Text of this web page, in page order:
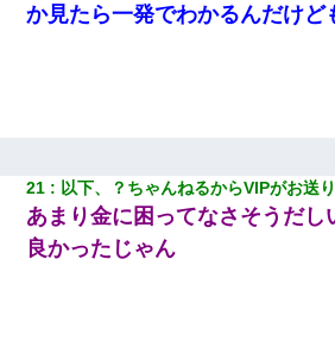
か見たら一発でわかるんだけど
21 以下、？ちゃんねるからVIPがお送
あまり金に困ってなさそうだし
良かったじゃん